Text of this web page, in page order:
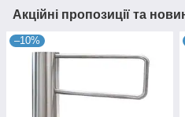
Акційні пропозиції та
–10%